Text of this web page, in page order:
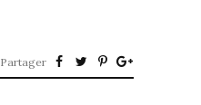
Partager